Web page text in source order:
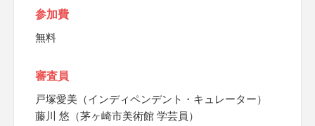
参加費
無料
審査員
戸塚愛美（インディペンデント・キュレーター）
藤川 悠（茅ヶ崎市美術館 学芸員）